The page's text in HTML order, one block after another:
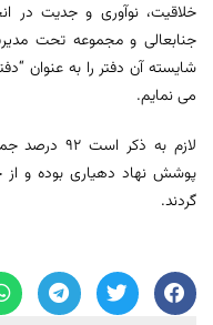
خلاقیت، نوآوری و جدیت در
جنابعالی و مجموعه تحت
شایسته آن دفتر را به عنوان
می نمایم.
لازم به
پوشش نهاد دهیاری بوده و از
گردند.